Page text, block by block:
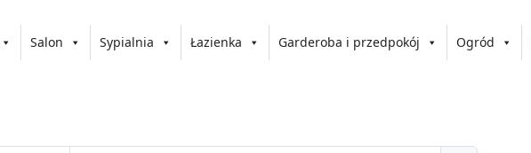
Salon Sypialnia Łazienka Garderoba i przedpokój Ogród